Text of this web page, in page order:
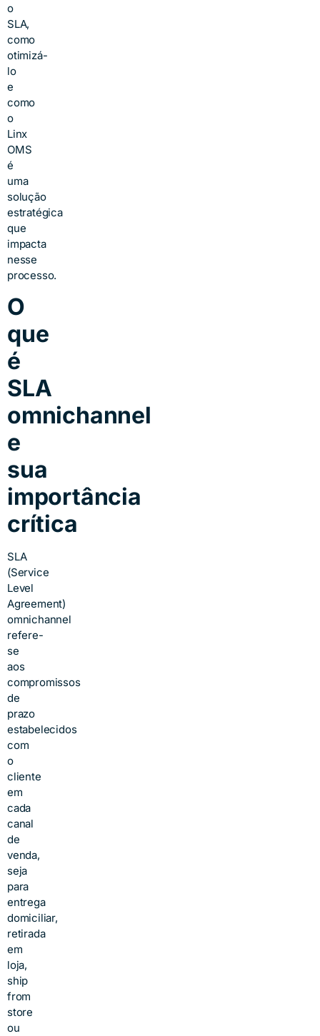
o
SLA,
como
otimizá-
lo
e
como
o
Linx
OMS
é
uma
solução
estratégica
que
impacta
nesse
processo.
O
que
é
SLA
omnichannel
e
sua
importância
crítica
SLA
(Service
Level
Agreement)
omnichannel
refere-
se
aos
compromissos
de
prazo
estabelecidos
com
o
cliente
em
cada
canal
de
venda,
seja
para
entrega
domiciliar,
retirada
em
loja,
ship
from
store
ou